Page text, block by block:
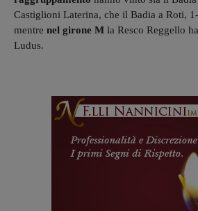
Castiglioni Laterina, che il Badia a Roti,
mentre nel girone M la Resco Reggello
Ludus.